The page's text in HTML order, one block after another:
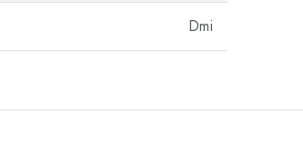
Dmi